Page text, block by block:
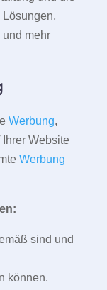
Lösungen,
und mehr
Werbung,
Website
Werbung
sind und
können.